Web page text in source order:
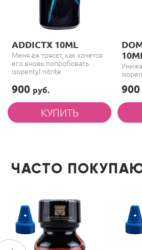
ADDICTX 10ML
Меня аж трясет, как хочется
его вновь попробовать
isopentyl nitrite
900 руб. 900
ЧАСТО